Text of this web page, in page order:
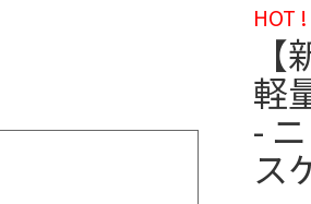
HOT !
軽
-
ス